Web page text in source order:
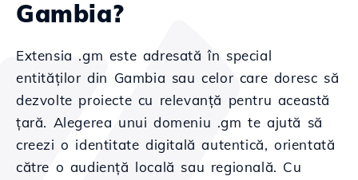
Gambia?
Extensia .gm este adresată în special
entităților din Gambia sau celor care doresc să
dezvolte proiecte cu relevanță pentru această
țară. Alegerea unui domeniu .gm te ajută să
creezi o identitate digitală autentică, orientată
către o audiență locală sau regională. Cu